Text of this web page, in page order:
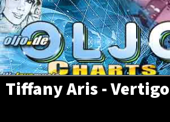
Tiffany Aris - Vertigo